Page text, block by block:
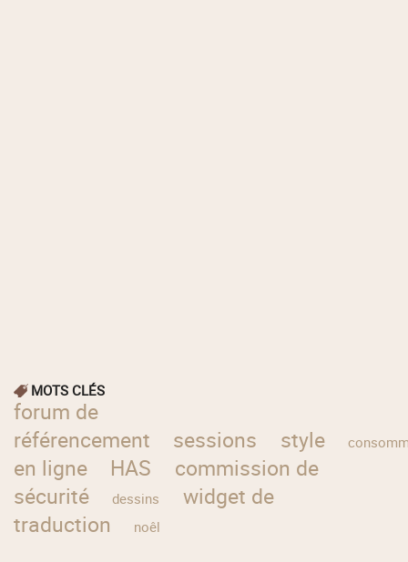
MOTS CLÉS
forum de
référencement
sessions style
en ligne HAS
commission de
sécurité
dessins
widget de
traduction
noêl